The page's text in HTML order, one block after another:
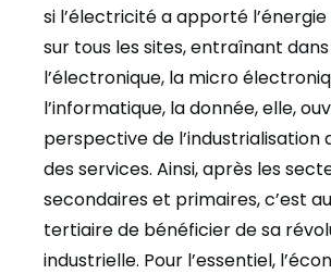
si l’électricité a apporté
sur tous les sites, entraînant
l’électronique, la micro
l’informatique, la donnée, elle,
perspective de l’industrialisation
des services. Ainsi, après les
secondaires et primaires, c’est
tertiaire de bénéficier de sa
industrielle. Pour l’essentiel,